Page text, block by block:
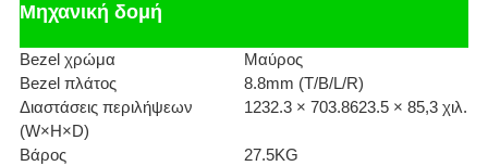
Μηχανική δομή
Bezel χρώμα
Μαύρος
Bezel πλάτος
8.8mm (T/B/L/R)
Διαστάσεις περιλήψεων
(W×H×D)
1232.3 × 703.8623.5 × 85,3 χιλ.
Βάρος
27.5KG